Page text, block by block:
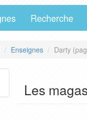
Recherche
Enseignes Darty
Les